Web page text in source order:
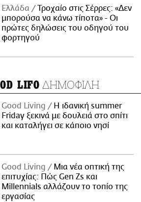
Ελλάδα
Τροχαίο στις Σέρρες: «Δεν
μπορούσα να κάνω τίποτα» - Οι
πρώτες δηλώσεις του οδηγού του
φορτηγού
LIFO ΔΗΜΟΦΙΛΗ
Good Living
Η ιδανική summer
Friday ξεκινά με δουλειά στο σπίτι
και καταλήγει σε κάποιο νησί
Good Living
Μια νέα οπτική της
επιτυχίας: Πώς Gen Zs και
Millennials αλλάζουν το τοπίο της
εργασίας